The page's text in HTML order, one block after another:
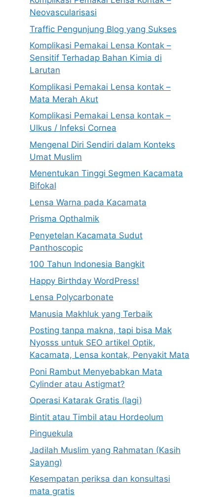
Neovascularisasi
Traffic Pengunjung Blog yang Sukses
Komplikasi Pemakai Lensa Kontak –
Sensitif Terhadap Bahan Kimia di
Larutan
Komplikasi Pemakai Lensa kontak –
Mata Merah Akut
Komplikasi Pemakai Lensa kontak –
Ulkus / Infeksi Cornea
Mengenal Diri Sendiri dalam Konteks
Umat Muslim
Menentukan Tinggi Segmen Kacamata
Bifokal
Lensa Warna pada Kacamata
Prisma Opthalmik
Penyetelan Kacamata Sudut
Panthoscopic
100 Tahun Indonesia Bangkit
Happy Birthday WordPress!
Lensa Polycarbonate
Manusia Makhluk yang Terbaik
Posting tanpa makna, tapi bisa Mak
Nyosss untuk SEO artikel Optik,
Kacamata, Lensa kontak, Penyakit Mata
Poni Rambut Menyebabkan Mata
Cylinder atau Astigmat?
Operasi Katarak Gratis (lagi)
Bintit atau Timbil atau Hordeolum
Pinguekula
Jadilah Muslim yang Rahmatan (Kasih
Sayang)
Kesempatan periksa dan konsultasi
mata gratis